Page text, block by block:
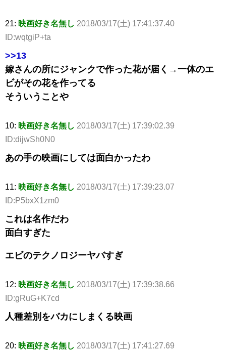
21: 映画好き名無し 2018/03/17(土) 17:41:37.40
ID:wqtgiP+ta
>>13
嫁さんの所にジャンクで作った花が届く→一体のエ
ビがその花を作ってる
そういうことや
10: 映画好き名無し 2018/03/17(土) 17:39:02.39
ID:dijwSh0N0
あの手の映画にしては面白かったわ
11: 映画好き名無し 2018/03/17(土) 17:39:23.07
ID:P5bxX1zm0
これは名作だわ
面白すぎた
エビのテクノロジーヤバすぎ
12: 映画好き名無し 2018/03/17(土) 17:39:38.66
ID:gRuG+K7cd
人種差別をバカにしまくる映画
20: 映画好き名無し 2018/03/17(土) 17:41:27.69